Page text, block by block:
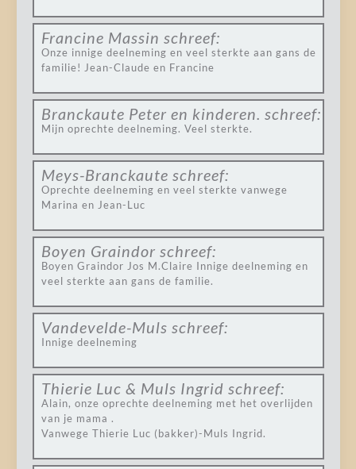
Francine Massin schreef:
Onze innige deelneming en veel sterkte aan gans de
familie! Jean-Claude en Francine
Branckaute Peter en kinderen. schreef:
Mijn oprechte deelneming. Veel sterkte.
Meys-Branckaute schreef:
Oprechte deelneming en veel sterkte vanwege
Marina en Jean-Luc
Boyen Graindor schreef:
Boyen Graindor Jos M.Claire Innige deelneming en
veel sterkte aan gans de familie.
Vandevelde-Muls schreef:
Innige deelneming
Thierie Luc & Muls Ingrid schreef:
Alain, onze oprechte deelneming met het overlijden
van je mama .
Vanwege Thierie Luc (bakker)-Muls Ingrid.